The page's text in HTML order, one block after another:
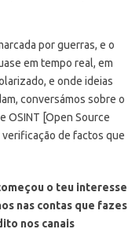
por guerras, e o
em tempo real, em
e onde ideias
conversámos sobre o
OSINT [Open Source
de factos que
o teu interesse
nas contas que fazes
nos canais